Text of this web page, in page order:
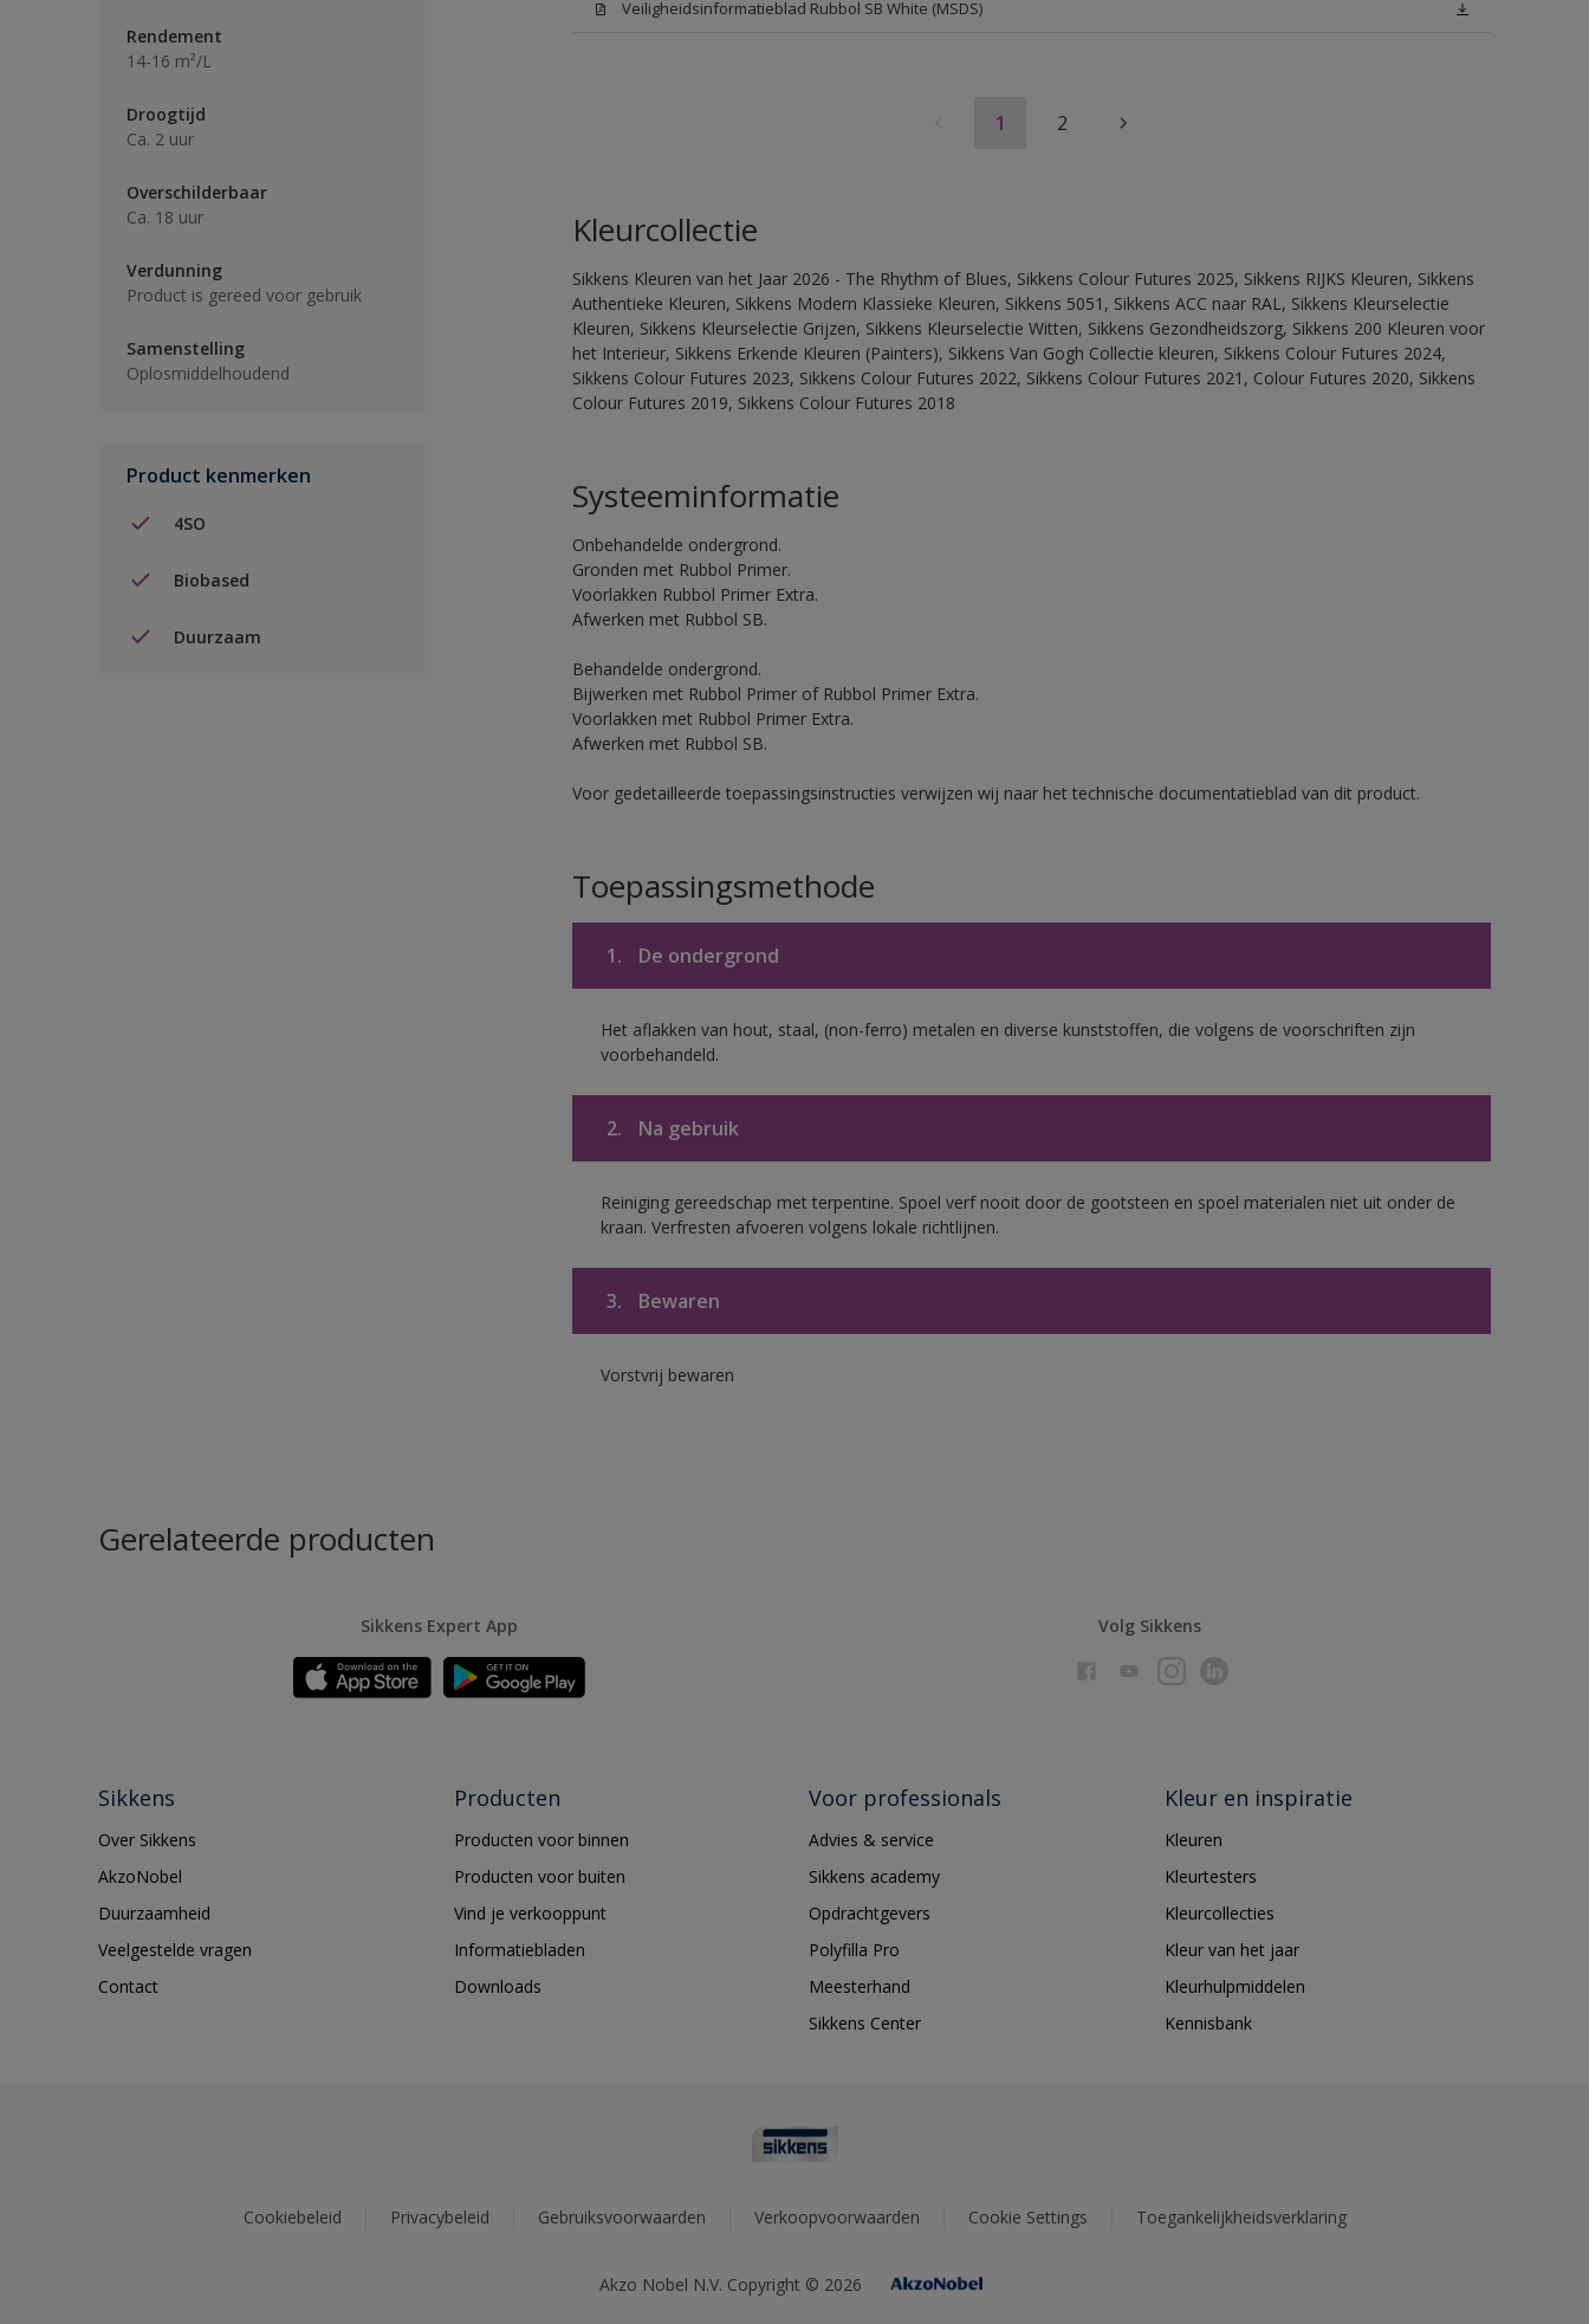
Rendement
14-16 m²/L
Droogtijd
Ca. 2 uur
Overschilderbaar
Ca. 18 uur
Verdunning
Product is gereed voor gebruik
Samenstelling
Oplosmiddelhoudend
Product kenmerken
4SO
Biobased
Duurzaam
Veiligheidsinformatieblad Rubbol SB White (MSDS)
1 2
Kleurcollectie
Sikkens Kleuren van het Jaar 2026 - The Rhythm of Blues, Sikkens Colour Futures 2025, Sikkens RIJKS Kleuren, Sikkens
Authentieke Kleuren, Sikkens Modern Klassieke Kleuren, Sikkens 5051, Sikkens ACC naar RAL, Sikkens Kleurselectie
Kleuren, Sikkens Kleurselectie Grijzen, Sikkens Kleurselectie Witten, Sikkens Gezondheidszorg, Sikkens 200 Kleuren voor
het Interieur, Sikkens Erkende Kleuren (Painters), Sikkens Van Gogh Collectie kleuren, Sikkens Colour Futures 2024,
Sikkens Colour Futures 2023, Sikkens Colour Futures 2022, Sikkens Colour Futures 2021, Colour Futures 2020, Sikkens
Colour Futures 2019, Sikkens Colour Futures 2018
Systeeminformatie
Onbehandelde ondergrond.
Gronden met Rubbol Primer.
Voorlakken Rubbol Primer Extra.
Afwerken met Rubbol SB.
Behandelde ondergrond.
Bijwerken met Rubbol Primer of Rubbol Primer Extra.
Voorlakken met Rubbol Primer Extra.
Afwerken met Rubbol SB.
Voor gedetailleerde toepassingsinstructies verwijzen wij naar het technische documentatieblad van dit product.
Toepassingsmethode
1. De ondergrond
Het aflakken van hout, staal, (non-ferro) metalen en diverse kunststoffen, die volgens de voorschriften zijn
voorbehandeld.
2. Na gebruik
Reiniging gereedschap met terpentine. Spoel verf nooit door de gootsteen en spoel materialen niet uit onder de
kraan. Verfresten afvoeren volgens lokale richtlijnen.
3. Bewaren
Vorstvrij bewaren
Gerelateerde producten
Sikkens Expert App Volg Sikkens
Sikkens
Over Sikkens
AkzoNobel
Duurzaamheid
Veelgestelde vragen
Contact
Producten
Producten voor binnen
Producten voor buiten
Vind je verkooppunt
Informatiebladen
Downloads
Voor professionals
Advies & service
Sikkens academy
Opdrachtgevers
Polyfilla Pro
Meesterhand
Sikkens Center
Kleur en inspiratie
Kleuren
Kleurtesters
Kleurcollecties
Kleur van het jaar
Kleurhulpmiddelen
Kennisbank
Cookiebeleid Privacybeleid Gebruiksvoorwaarden Verkoopvoorwaarden Cookie Settings Toegankelijkheidsverklaring
Akzo Nobel N.V. Copyright © 2026